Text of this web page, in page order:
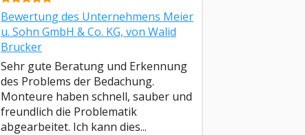
Bewertung des Unternehmens Meier
u. Sohn GmbH & Co. KG, von Walid
Brucker
Sehr gute Beratung und Erkennung
des Problems der Bedachung.
Monteure haben schnell, sauber und
freundlich die Problematik
abgearbeitet. Ich kann dies...